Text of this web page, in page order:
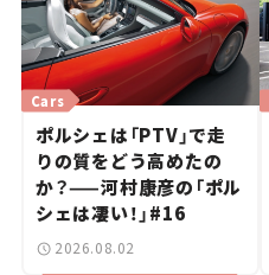
ポルシェは「PTV」で走
りの質をどう高めたの
か？——河村康彦の「ポル
シェは凄い！」#16
Cars
2026.08.02